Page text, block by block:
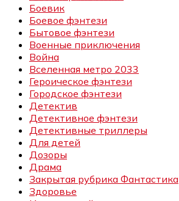
Боевик
Боевое фэнтези
Бытовое фэнтези
Военные приключения
Война
Вселенная метро 2033
Героическое фэнтези
Городское фэнтези
Детектив
Детективное фэнтези
Детективные триллеры
Для детей
Дозоры
Драма
Закрытая рубрика Фантастика
Здоровье